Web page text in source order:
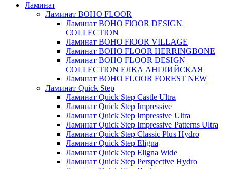
Ламинат
Ламинат BOHO FLOOR
Ламинат BOHO FlOOR DESIGN
COLLECTION
Ламинат BOHO FlOOR VILLAGE
Ламинат BOHO FLOOR HERRINGBONE
Ламинат BOHO FLOOR DESIGN
COLLECTION ЕЛКА АНГЛИЙСКАЯ
Ламинат BOHO FLOOR FOREST NEW
Ламинат Quick Step
Ламинат Quick Step Castle Ultra
Ламинат Quick Step Impressive
Ламинат Quick Step Impressive Ultra
Ламинат Quick Step Impressive Patterns Ultra
Ламинат Quick Step Classic Plus Hydro
Ламинат Quick Step Eligna
Ламинат Quick Step Eligna Wide
Ламинат Quick Step Perspective Hydro